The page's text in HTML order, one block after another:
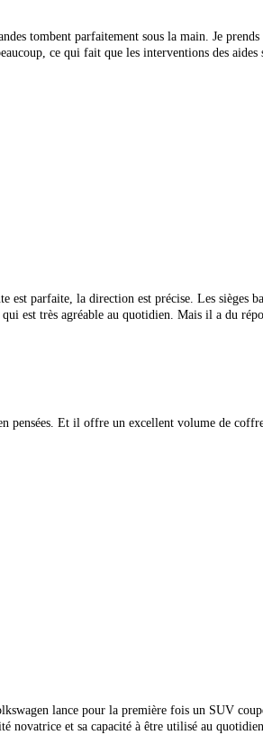
tombent parfaitement sous la main. Je
ce qui fait que les interventions des aides
est parfaite, la direction est précise. Les
est très agréable au quotidien. Mais il a du
Et il offre un excellent volume de
lance pour la première fois un SUV
novatrice et sa capacité à être utilisé au